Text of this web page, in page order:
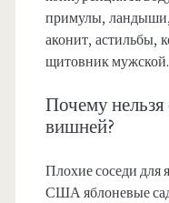
примулы, ландыши,
аконит, астильбы,
щитовник мужской.
Почему
вишней?
Плохие соседи для
США яблоневые